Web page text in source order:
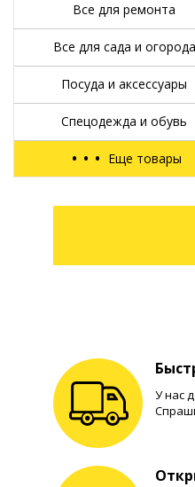
Еще товары
• • •
Все для ремонта
Все для сада и огорода
Посуда и аксессуары
Спецодежда и обувь
У нас